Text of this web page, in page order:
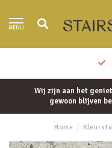
MENU
Wij zijn aan het
gewoon blijven
Home /